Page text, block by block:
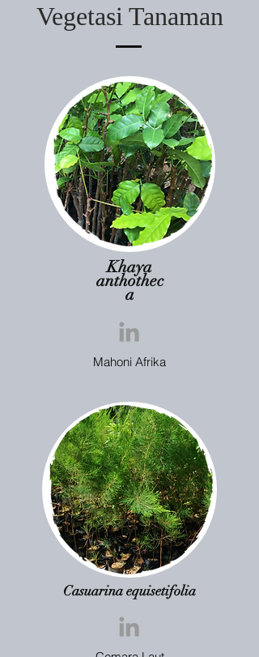
Vegetasi Tanaman
Khaya
anthothec
a
Mahoni Afrika
Casuarina equisetifolia